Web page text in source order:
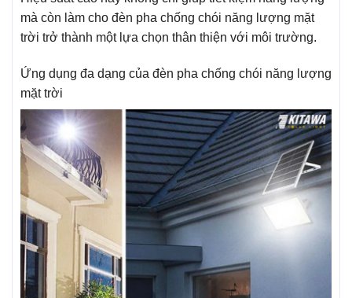
mà còn làm cho đèn pha chống chói năng lượng mặt
trời trở thành một lựa chọn thân thiện với môi trường.
Ứng dụng đa dạng của đèn pha chống chói năng lượng
mặt trời